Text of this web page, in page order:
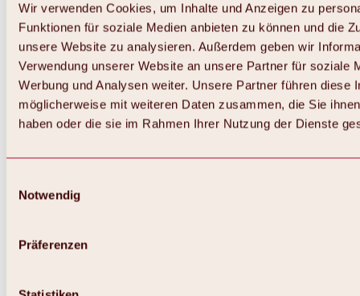
Wir verwenden Cookies, um Inhalte und Anzeigen zu
Funktionen für soziale Medien anbieten zu können und die
unsere Website zu analysieren. Außerdem geben wir
Verwendung unserer Website an unsere Partner für soziale
Werbung und Analysen weiter. Unsere Partner führen diese
möglicherweise mit weiteren Daten zusammen, die Sie
haben oder die sie im Rahmen Ihrer Nutzung der Dienste
Notwendig
Präferenzen